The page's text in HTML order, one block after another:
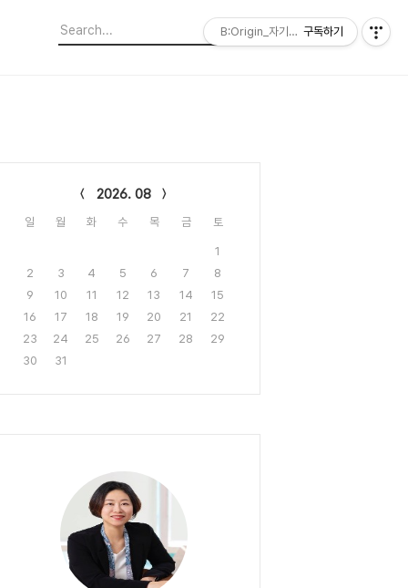
2026. 08
일 월 화 수 목 금 토
1
2
3 4 5 6 7
8
9
10 11 12 13 14
15
16
17 18 19 20 21
22
23
24 25 26 27 28
29
30
31
B:Origin_자기다움을 디자인합니다
구독하기